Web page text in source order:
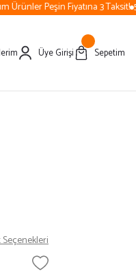
Peşin Fiyatına 3 Taksit!
Üye Girişi Sepetim
Seçenekleri